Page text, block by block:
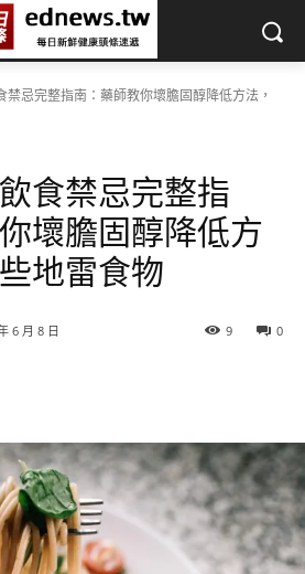
禁忌完整指南：藥師教你壞膽固醇降低方法，
食禁忌完整指
壞膽固醇降低方
地雷食物
6 月 8 日 0
9